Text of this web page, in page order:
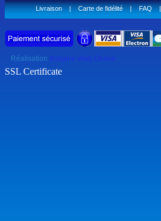
Livraison|Carte de fidélité|FAQ
Réalisation Imagine Web Online
SSL Certificate